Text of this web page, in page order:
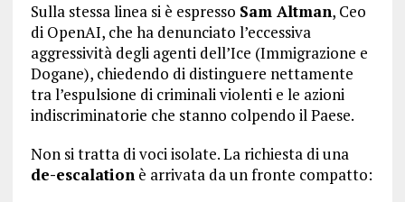
Sulla stessa linea si è espresso Sam Altman, Ceo
di OpenAI, che ha denunciato l’eccessiva
aggressività degli agenti dell’Ice (Immigrazione e
Dogane), chiedendo di distinguere nettamente
tra l’espulsione di criminali violenti e le azioni
indiscriminatorie che stanno colpendo il Paese.
Non si tratta di voci isolate. La richiesta di una
de-escalationè arrivata da un fronte compatto: